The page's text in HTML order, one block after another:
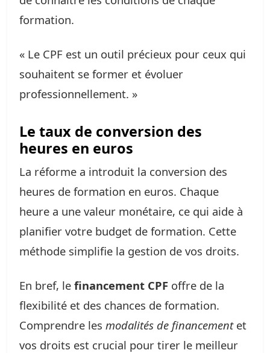
formation.
« Le CPF est un outil précieux pour ceux qui
souhaitent se former et évoluer
professionnellement. »
Le taux de conversion des
heures en euros
La réforme a introduit la conversion des
heures de formation en euros. Chaque
heure a une valeur monétaire, ce qui aide à
planifier votre budget de formation. Cette
méthode simplifie la gestion de vos droits.
En bref, le financement CPF offre de la
flexibilité et des chances de formation.
Comprendre les modalités de financementet
vos droits est crucial pour tirer le meilleur